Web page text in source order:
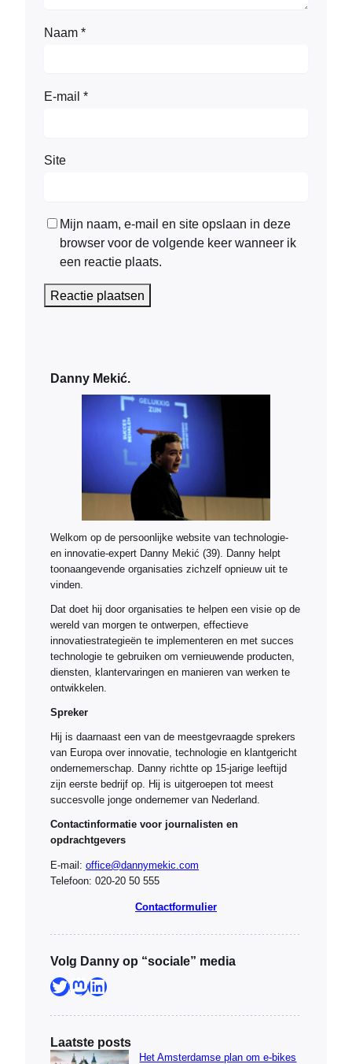
Naam *
E-mail *
Site
Mijn naam, e-mail en site opslaan in deze
browser voor de volgende keer wanneer ik
een reactie plaats.
Danny Mekić.
Welkom op de persoonlijke website van technologie-
en innovatie-expert Danny Mekić (39). Danny helpt
toonaangevende organisaties zichzelf opnieuw uit te
vinden.
Dat doet hij door organisaties te helpen een visie op de
wereld van morgen te ontwerpen, effectieve
innovatiestrategieën te implementeren en met succes
technologie te gebruiken om vernieuwende producten,
diensten, klantervaringen en manieren van werken te
ontwikkelen.
Spreker
Hij is daarnaast een van de meestgevraagde sprekers
van Europa over innovatie, technologie en klantgericht
ondernemerschap. Danny richtte op 15-jarige leeftijd
zijn eerste bedrijf op. Hij is uitgeroepen tot meest
succesvolle jonge ondernemer van Nederland.
Contactinformatie voor journalisten en
opdrachtgevers
E-mail: office@dannymekic.com
Telefoon: 020-20 50 555
Contactformulier
Volg Danny op “sociale” media
Twitter Mastodon LinkedIn
Laatste posts
Het Amsterdamse plan om e-bikes